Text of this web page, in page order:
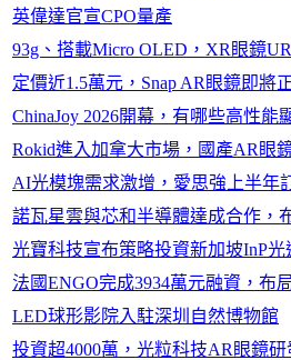
英偉達官宣CPO量產
93g、搭載Micro OLED，XR眼鏡
定價近1.5萬元，Snap AR眼鏡即將
ChinaJoy 2026開幕，有哪些高性能
Rokid進入加拿大市場，國產AR眼
AI光模塊需求激增，愛思強上半年
諾瓦星雲與芯和半導體達成合作，
光寶科技宣布策略投資新加坡InP
法國ENGO完成3934萬元融資，布
LED球形影院入駐深圳自然博物館
投資超4000萬，光粒科技AR眼鏡研